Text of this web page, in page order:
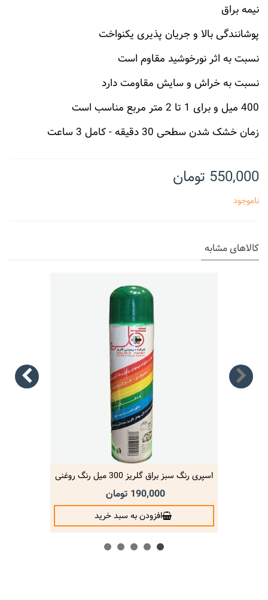
نیمه براق
پوشانندگی بالا و جریان پذیری یکنواخت
نسبت به اثر نورخوشید مقاوم است
نسبت به خراش و سایش مقاومت دارد
400 میل و برای 1 تا 2 متر مربع مناسب است
زمان خشک شدن سطحی 30 دقیقه - کامل 3 ساعت
550,000 تومان
ناموجود
کالاهای مشابه
اسپری رنگ سبز براق گلریز 300 میل رنگ روغنی
190,000 تومان
افزودن به سبد خرید